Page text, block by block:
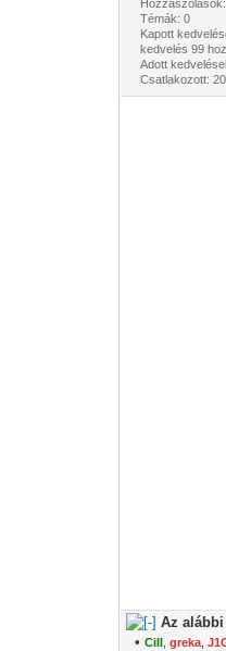
Témák: 0
Kapott
kedvelés 99
Adott
Csatlakozott:
Az
•Cill ,greka ,